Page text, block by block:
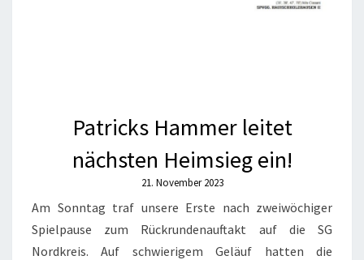
Patricks Hammer leitet
nächsten Heimsieg ein!
21. November 2023
Am Sonntag traf unsere Erste nach zweiwöchiger
Spielpause zum Rückrundenauftakt auf die SG
Nordkreis. Auf schwierigem Geläuf hatten die